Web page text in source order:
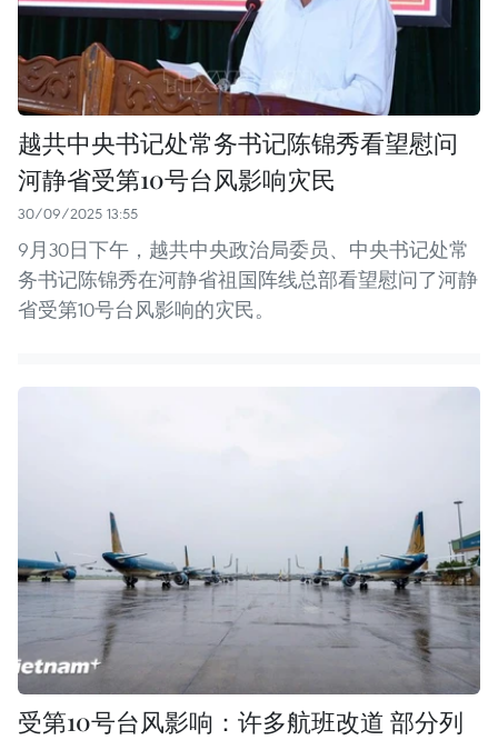
越共中央书记处常务书记陈锦秀看望慰问
河静省受第10号台风影响灾民
30/09/2025 13:55
9月30日下午，越共中央政治局委员、中央书记处常
务书记陈锦秀在河静省祖国阵线总部看望慰问了河静
省受第10号台风影响的灾民。
受第10号台风影响：许多航班改道 部分列